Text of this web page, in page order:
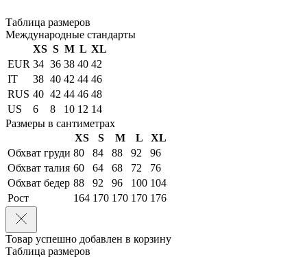
Таблица размеров
Международные стандарты
XS S M L XL
EUR 34 36 38 40 42
IT
38 40 42 44 46
RUS 40 42 44 46 48
US
6 8 10 12 14
Размеры в сантиметрах
XS
S M L
XL
Обхват груди 80 84 88 92
96
Обхват талия 60 64 68 72
76
Обхват бедер 88 92 96 100 104
Рост
164 170 170 170 176
Товар успешно добавлен в корзину
Таблица размеров